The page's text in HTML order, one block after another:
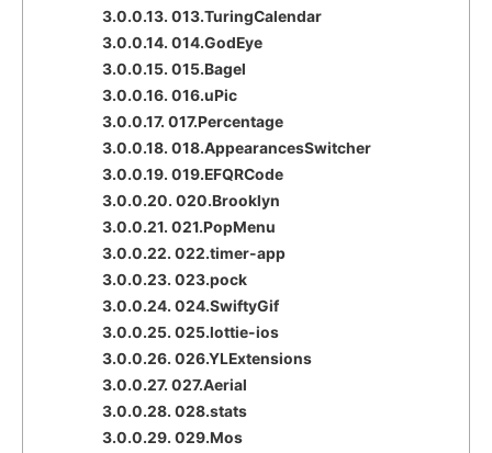
3.0.0.13. 013.TuringCalendar
3.0.0.14. 014.GodEye
3.0.0.15. 015.Bagel
3.0.0.16. 016.uPic
3.0.0.17. 017.Percentage
3.0.0.18. 018.AppearancesSwitcher
3.0.0.19. 019.EFQRCode
3.0.0.20. 020.Brooklyn
3.0.0.21. 021.PopMenu
3.0.0.22. 022.timer-app
3.0.0.23. 023.pock
3.0.0.24. 024.SwiftyGif
3.0.0.25. 025.lottie-ios
3.0.0.26. 026.YLExtensions
3.0.0.27. 027.Aerial
3.0.0.28. 028.stats
3.0.0.29. 029.Mos